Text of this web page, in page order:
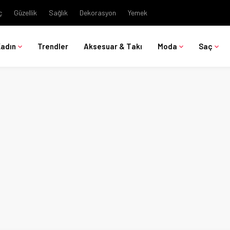
Güzellik Sağlık Dekorasyon Yemek
Trendler Aksesuar & Takı Moda Saç